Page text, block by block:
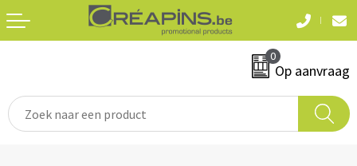
0
Op aanvraag
T-shirts
Automerken